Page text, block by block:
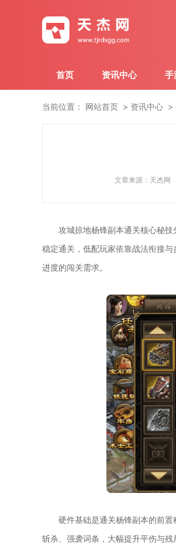
首页 资讯中心 手
当前位置： 网站首页 资讯中心
文章来源： 天杰网
攻城掠地杨锋副本通关核心秘
稳定通关，低配玩家依靠战法衔接
进度的闯关需求。
硬件基础是通关杨锋副本的前
斩杀、强袭词条，大幅提升平伤与